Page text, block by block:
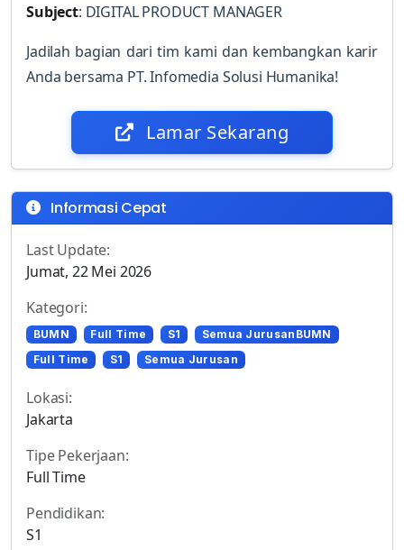
Subject: DIGITAL PRODUCT MANAGER
Jadilah bagian dari tim kami dan kembangkan karir
Anda bersama PT. Infomedia Solusi Humanika!
Lamar Sekarang
Informasi Cepat
Last Update:
Jumat, 22 Mei 2026
Kategori:
BUMN Full Time S1
Semua JurusanBUMN
Full Time
S1 Semua Jurusan
Lokasi:
Jakarta
Tipe Pekerjaan:
Full Time
Pendidikan:
S1